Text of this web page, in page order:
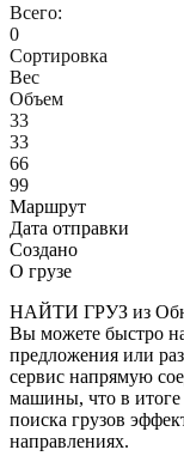
Всего:
0
Сортировка
Вес
Объем
33
33
66
99
Маршрут
Дата отправки
Создано
О грузе
НАЙТИ ГРУЗ из
Вы можете быстро
предложения или
сервис напрямую
машины, что в
поиска грузов
направлениях.